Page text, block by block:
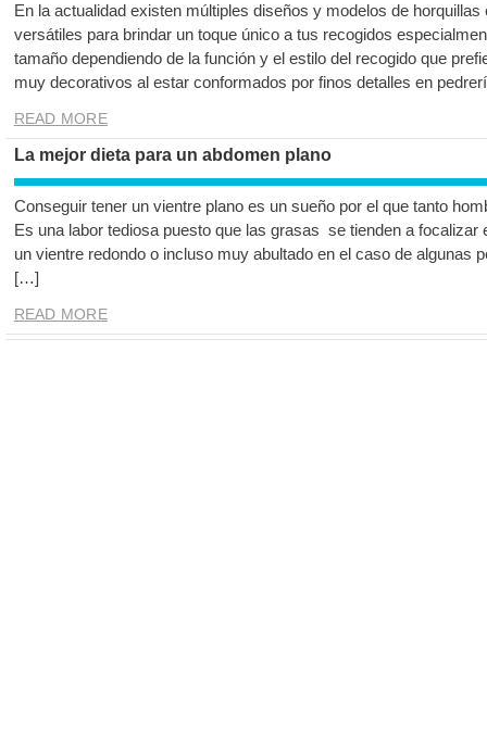
En la actualidad existen múltiples diseños y modelos de
versátiles para brindar un toque único a tus recogidos
tamaño dependiendo de la función y el estilo del recogido que
muy decorativos al estar conformados por finos detalles en
READ MORE
La mejor dieta para un abdomen plano
Conseguir tener un vientre plano es un sueño por el que tanto
Es una labor tediosa puesto que las grasas se tienden a focalizar
un vientre redondo o incluso muy abultado en el caso de algunas
[…]
READ MORE